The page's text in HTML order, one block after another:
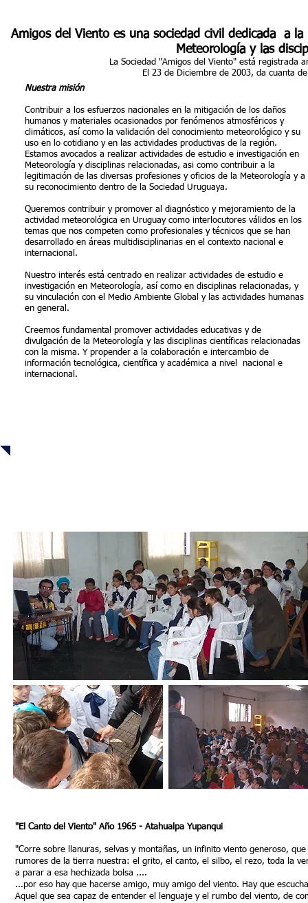
Amigos del Viento es una sociedad civil dedicada a
Meteorología y las
La Sociedad "Amigos del Viento" está registrada
El 23 de Diciembre de 2003, da cuanta
"El Canto del Viento" Año 1965 - Atahualpa Yupanqui
"Corre sobre llanuras, selvas y montañas, un infinito viento generoso,
rumores de la tierra nuestra: el grito, el canto, el silbo, el rezo, toda la
a parar a esa hechizada bolsa ....
...por eso hay que hacerse amigo, muy amigo del viento. Hay que
Aquel que sea capaz de entender el lenguaje y el rumbo del viento, de
Nuestra misión
Contribuir a los esfuerzos nacionales en la mitigación de los daños
humanos y materiales ocasionados por fenómenos atmosféricos y
climáticos, así como la validación del conocimiento meteorológico y su
uso en lo cotidiano y en las actividades productivas de la región.
Estamos avocados a realizar actividades de estudio e investigación en
Meteorología y disciplinas relacionadas, asi como contribuir a la
legitimación de las diversas profesiones y oficios de la Meteorología y a
su reconocimiento dentro de la Sociedad Uruguaya.
Queremos contribuir y promover al diagnóstico y mejoramiento de la
actividad meteorológica en Uruguay como interlocutores válidos en los
temas que nos competen como profesionales y técnicos que se han
desarrollado en áreas multidisciplinarias en el contexto nacional e
internacional.
Nuestro interés está centrado en realizar actividades de estudio e
investigación en Meteorología, así como en disciplinas relacionadas, y
su vinculación con el Medio Ambiente Global y las actividades humanas
en general.
Creemos fundamental promover actividades educativas y de
divulgación de la Meteorología y las disciplinas científicas relacionadas
con la misma. Y propender a la colaboración e intercambio de
información tecnológica, científica y académica a nivel nacional e
internacional.